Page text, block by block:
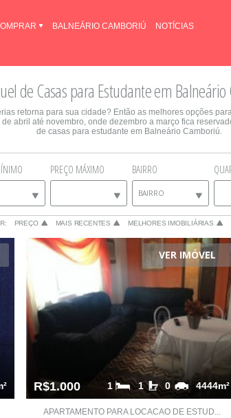
BALNEÁRIO CAMBORIÚ NOTÍCIAS
de Casas para Estudante em
retorna para sua cidade? Então as melhores opções
abril até novembro, onde dezembro a março fica
de casas para estudante em Balneário Camboriú.
PREÇO MÁXIMO BAIRRO
BAIRRO
PREÇO MAIS RECENTES MELHORES IMOBILIÁRIAS
VER IMÓVEL
R$1.000 4444m²
0
1
1
APARTAMENTO PARA LOCACAO DE ESTUD...